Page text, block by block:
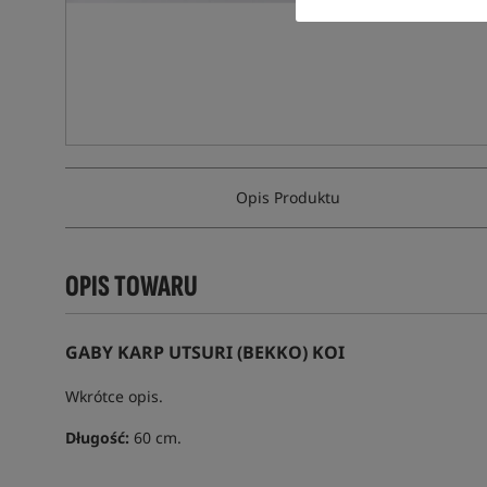
Opis Produktu
OPIS TOWARU
GABY KARP UTSURI (BEKKO) KOI
Wkrótce opis.
Długość: 60 cm.